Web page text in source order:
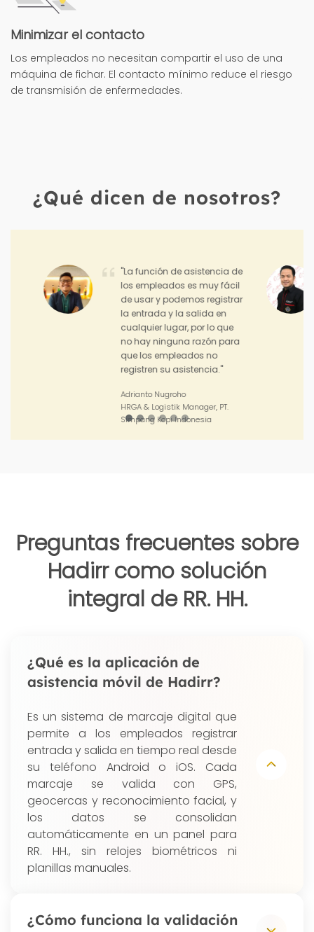
Minimizar el contacto
Los empleados no necesitan compartir el uso de una
máquina de fichar. El contacto mínimo reduce el riesgo
de transmisión de enfermedades.
¿Qué dicen de nosotros?
"Hadirr me ayuda
monitorear el desempeño y
los logros de mis equipos de
ventas."
Joko Junianto
Supervisor Sales, PT. Sinar Asia
Preguntas frecuentes sobre
Hadirr como solución
integral de RR. HH.
¿Qué es la aplicación de
asistencia móvil de Hadirr?
Es un sistema de marcaje digital que
permite a los empleados registrar
entrada y salida en tiempo real desde
su teléfono Android o iOS. Cada
marcaje se valida con GPS,
geocercas y reconocimiento facial, y
los datos se consolidan
automáticamente en un panel para
RR. HH., sin relojes biométricos ni
planillas manuales.
¿Cómo funciona la validación